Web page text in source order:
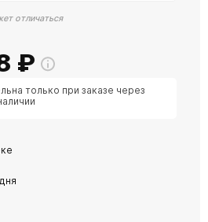
отличаться
₽
только при заказе через